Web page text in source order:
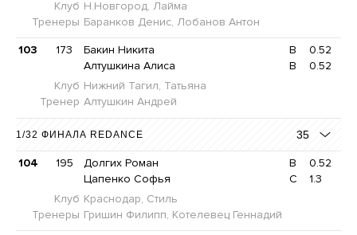
Клуб Н.Новгород, Лайма
Тренеры Баранков Денис, Лобанов Антон
103 173 Бакин Никита B
0.52
Алтушкина Алиса
B
0.52
Клуб Нижний Тагил, Татьяна
Тренер Алтушкин Андрей
1/32 ФИНАЛА REDANCE 35
104 195 Долгих Роман B
0.52
Цапенко Софья
C
1.3
Клуб Краснодар, Стиль
Тренеры Гришин Филипп, Котелевец Геннадий